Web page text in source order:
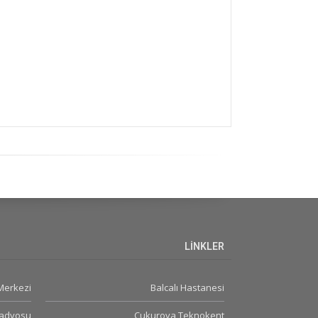
LİNKLER
Balcalı Hastanesi
Çukurova Teknokent